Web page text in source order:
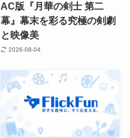
AC版『月華の剣士 第二
幕』幕末を彩る究極の剣劇
と映像美
2026-08-04